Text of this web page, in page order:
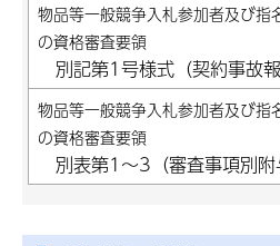
物品等一般競争入札参加者及び指
の資格審査要領
別記第1号様式（契約事故報
物品等一般競争入札参加者及び指
の資格審査要領
別表第1～3（審査事項別附